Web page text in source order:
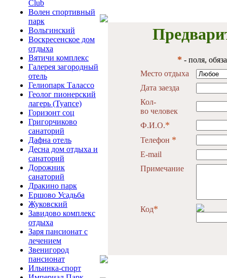
Club
Волен спортивный
парк
Вольгинский
Воскресенское дом
отдыха
Вятичи комплекс
Галерея загородный
отель
Гелиопарк Талассо
Геолог пионерский
лагерь (Туапсе)
Горизонт соц
Григорчиково
санаторий
Дафна отель
Десна дом отдыха и
санаторий
Дорожник
санаторий
Дракино парк
Ершово Усадьба
Жуковский
Завидово комплекс
отдыха
Заря пансионат с
лечением
Звенигород
пансионат
Ильинка-спорт
* - поля,
Место отдыха
Дата заезда
Кол-
во человек
Ф.И.О.*
Телефон *
E-mail
Примечание
Код*